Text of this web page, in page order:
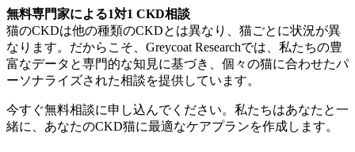
無料専門家による1対1 CKD相談
猫のCKDは他の種類のCKDとは異なり、猫ごとに状況が異
なります。だからこそ、Greycoat Researchでは、私たちの豊
富なデータと専門的な知見に基づき、個々の猫に合わせたパ
ーソナライズされた相談を提供しています。
今すぐ無料相談に申し込んでください。私たちはあなたと一
緒に、あなたのCKD猫に最適なケアプランを作成します。